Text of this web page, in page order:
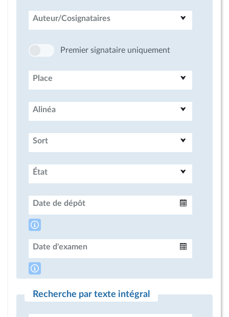
Auteur/Cosignataires
Premier signataire uniquement
Place
Alinéa
Sort
État
Date de dépôt
Date d'examen
Recherche par texte intégral